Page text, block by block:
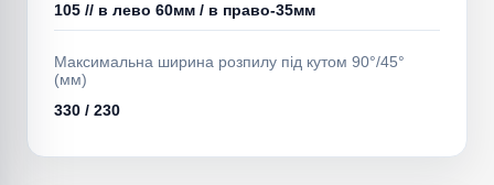
105 // в лево 60мм / в право-35мм
Максимальна ширина розпилу під кутом 90°/45°
(мм)
330 / 230